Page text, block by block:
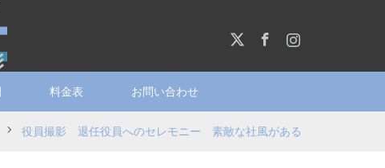
料金表 お問い合わせ
役員撮影 退任役員へのセレモニー 素敵な社風がある